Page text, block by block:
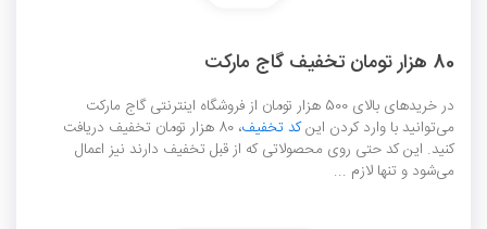
80 هزار تومان تخفیف گاج مارکت
در خریدهای بالای 500 هزار تومان از فروشگاه اینترنتی گاج مارکت
می‌توانید با وارد کردن اینکد تخفیف
، 80 هزار تومان تخفیف دریافت
کنید. این کد حتی روی محصولاتی که از قبل تخفیف دارند نیز اعمال
می‌شود و تنها لازم ...